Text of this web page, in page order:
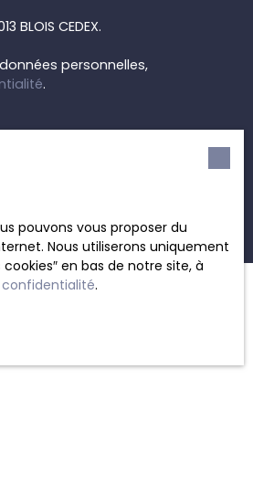
BLOIS CEDEX.
personnelles,
.
pouvons vous proposer du
Nous utiliserons uniquement
en bas de notre site, à
.